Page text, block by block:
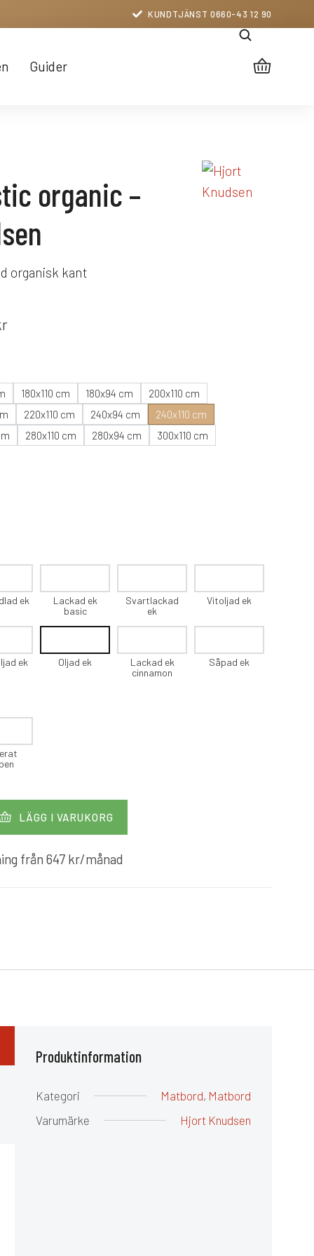
KUNDTJÄNST 0660-43 12 90
Guider
organic –
organisk kant
180x110 cm 180x94 cm
200x110 cm
220x110 cm 240x94 cm
240x110 cm
280x110 cm 280x94 cm 300x110 cm
ek
Lackad ek
basic
Svartlackad
ek
Vitoljad ek
ek Oljad ek
Lackad ek
cinnamon
Såpad ek
LÄGG I VARUKORG
från647 kr/månad
Produktinformation
Kategori Matbord, Matbord
Varumärke
Hjort Knudsen